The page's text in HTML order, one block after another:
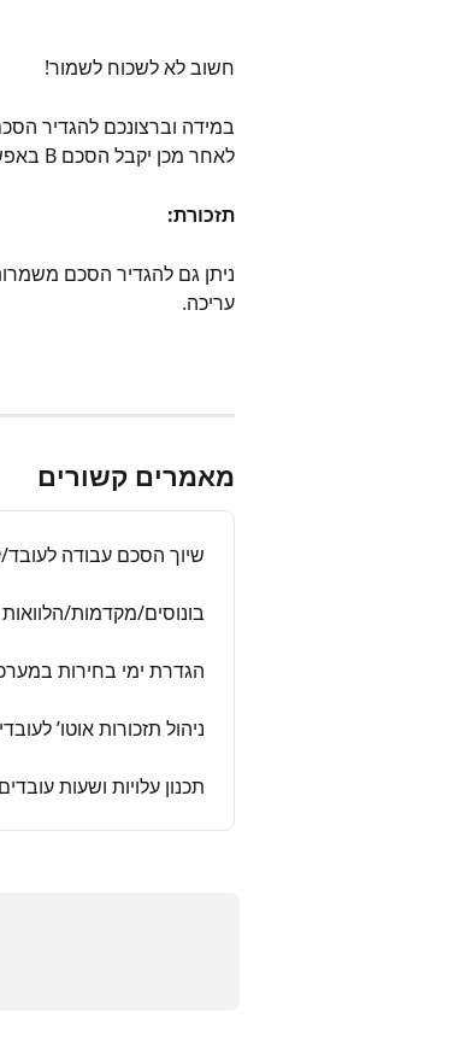
חשוב לא לשכוח לשמור!
לאחר מכן יקבל הסכם B באפשרותכם לעשות זאת ע”י שימוש במודל סבבים.
תזכורת:
ניתן גם להגדיר הסכם
עריכה.
מאמרים קשורים
שיוך הסכם עבודה
בונוסים/מקדמות/הלוואות
הגדרת ימי בחירות
ניהול תזכורות אוטו’
תכנון עלויות ושעות עובדים